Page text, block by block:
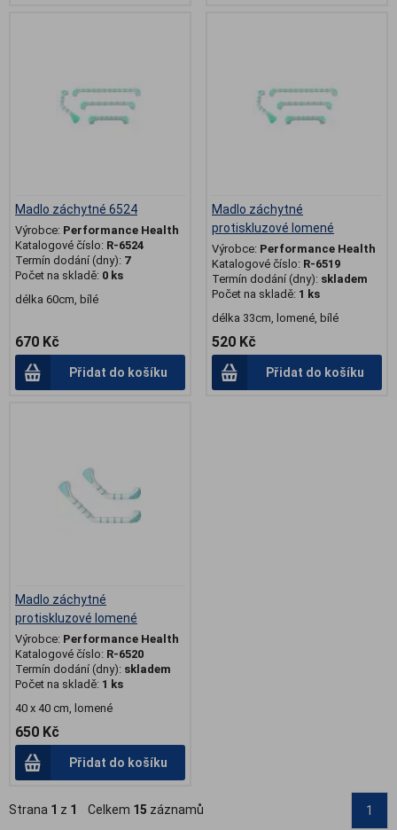
Madlo záchytné 6524
Výrobce: Performance Health
Katalogové číslo: R-6524
Termín dodání (dny): 7
Počet na skladě: 0 ks
délka 60cm, bílé
670 Kč
Přidat do košíku
Madlo záchytné
protiskluzové lomené
Výrobce: Performance Health
Katalogové číslo: R-6519
Termín dodání (dny): skladem
Počet na skladě: 1 ks
délka 33cm, lomené, bílé
520 Kč
Přidat do košíku
Madlo záchytné
protiskluzové lomené
Výrobce: Performance Health
Katalogové číslo: R-6520
Termín dodání (dny): skladem
Počet na skladě: 1 ks
40 x 40 cm, lomené
650 Kč
Přidat do košíku
Strana 1 z 1 Celkem 15 záznamů 1